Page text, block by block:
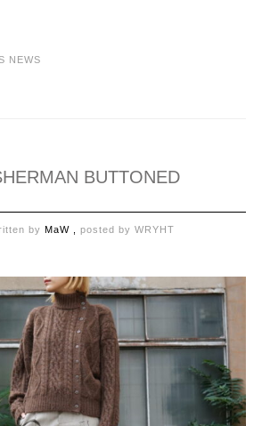
NEWS
BUTTONED
by MaW , posted by WRYHT